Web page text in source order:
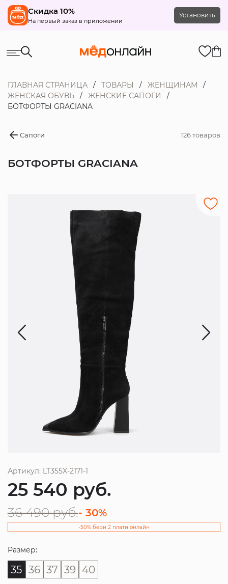
Скидка 10%
На первый заказ в приложении
Установить
ГЛАВНАЯ СТРАНИЦА ТОВАРЫ
ЖЕНЩИНАМ
ЖЕНСКАЯ ОБУВЬ
ЖЕНСКИЕ САПОГИ
БОТФОРТЫ GRACIANA
Сапоги 126 товаров
БОТФОРТЫ GRACIANA
Артикул: LT355X-2171-1
25 540 руб.
36 490 руб.- 30%
-50% бери 2 плати онлайн
Размер:
35 36 37 39 40